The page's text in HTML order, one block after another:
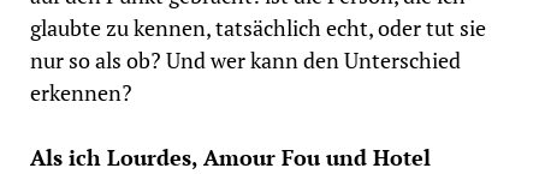
glaubte zu kennen, tatsächlich echt, oder tut sie
nur so als ob? Und wer kann den Unterschied
erkennen?
Als ich Lourdes, Amour Fou und Hotel